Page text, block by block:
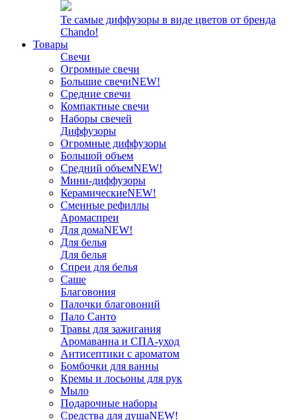
Те самые диффузоры в виде цветов от бренда
Chando!
Товары
Свечи
Огромные свечи
Большие свечиNEW!
Средние свечи
Компактные свечи
Наборы свечей
Диффузоры
Огромные диффузоры
Большой объем
Средний объемNEW!
Мини-диффузоры
КерамическиеNEW!
Сменные рефиллы
Аромаспреи
Для домаNEW!
Для белья
Для белья
Спреи для белья
Саше
Благовония
Палочки благовоний
Пало Санто
Травы для зажигания
Аромаванна и СПА-уход
Антисептики с ароматом
Бомбочки для ванны
Кремы и лосьоны для рук
Мыло
Подарочные наборы
Средства для душаNEW!